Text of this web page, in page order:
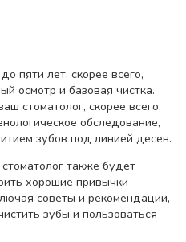
пяти лет, скорее всего,
осмотр и базовая чистка.
стоматолог, скорее всего,
обследование,
зубов под линией десен.
также будет
хорошие привычки
советы и рекомендации,
зубы и пользоваться